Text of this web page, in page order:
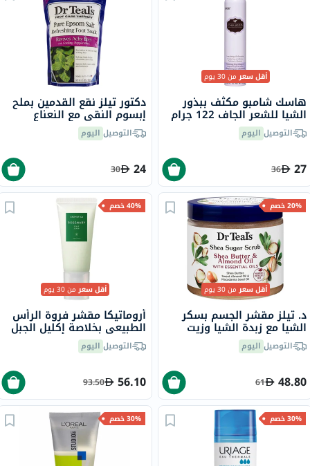
أقل سعرمن 30 يوم
هاسك شامبو مكثف ببذور
الشيا للشعر الجاف 122 جرام
التوصيل اليوم
27
36
دكتور تيلز نقع القدمين بملح
إبسوم النقي مع النعناع
المنعش 909 جرام
التوصيل اليوم
24
30
20% خصم
أقل سعرمن 30 يوم
د. تيلز مقشر الجسم بسكر
الشيا مع زبدة الشيا وزيت
اللوز والزيوت العطرية 538
جرامالتوصيل اليوم
48.80
61
40% خصم
أقل سعرمن 30 يوم
أروماتيكا مقشر فروة الرأس
الطبيعي بخلاصة إكليل الجبل
مع حمض بيتا هيدروكسي
165 جرامالتوصيل اليوم
56.10
93.50
30% خصم 30% خصم